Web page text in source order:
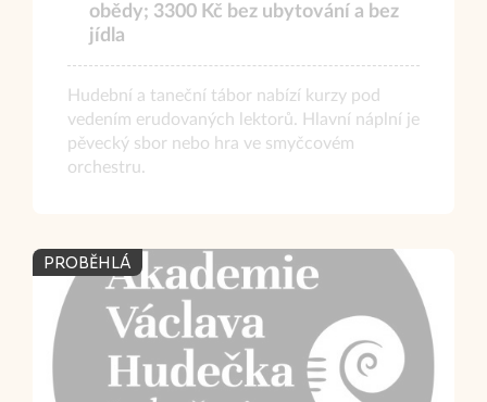
obědy; 3300 Kč bez ubytování a bez
jídla
Hudební a taneční tábor nabízí kurzy pod
vedením erudovaných lektorů. Hlavní náplní je
pěvecký sbor nebo hra ve smyčcovém
orchestru.
PROBĚHLÁ